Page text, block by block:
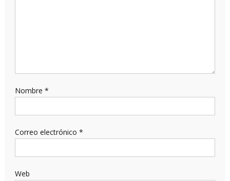
Nombre *
Correo electrónico *
Web